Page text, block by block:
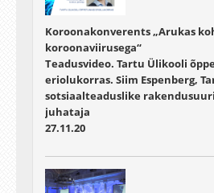
Koroonakonverents „Arukas
koroonaviirusega“
Teadusvideo. Tartu Ülikooli
eriolukorras. Siim Espenberg,
sotsiaalteaduslike
juhataja
27.11.20